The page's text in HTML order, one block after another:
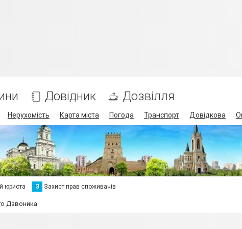
Довідник Дозвілля
Нерухомість Карта міста Погода Транспорт Довідкова
юриста З Захист прав споживачів
Дзвоника